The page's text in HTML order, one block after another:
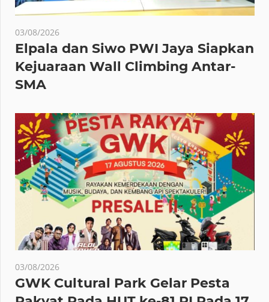
03/08/2026
Elpala dan Siwo PWI Jaya Siapkan
Kejuaraan Wall Climbing Antar-
SMA
03/08/2026
GWK Cultural Park Gelar Pesta